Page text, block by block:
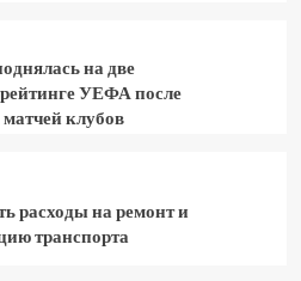
на две
УЕФА после
клубов
расходы на ремонт и
транспорта